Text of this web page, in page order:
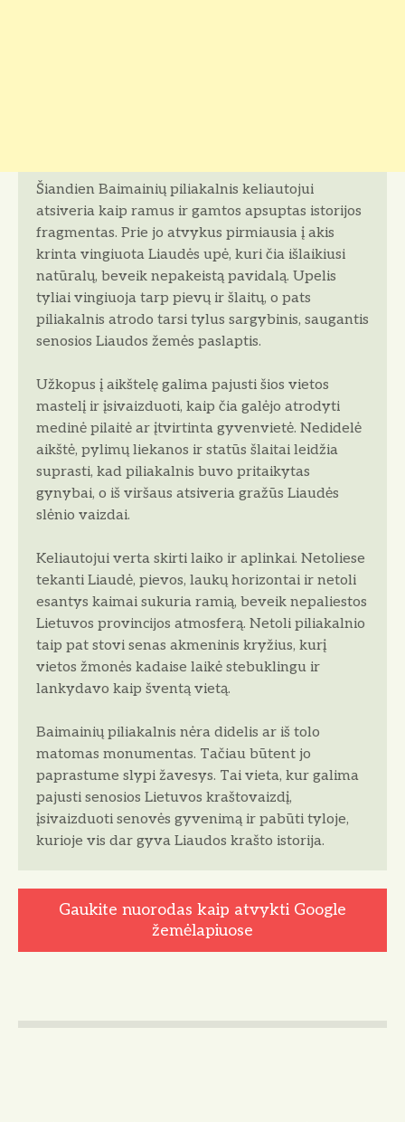
Šiandien Baimainių piliakalnis keliautojui
atsiveria kaip ramus ir gamtos apsuptas istorijos
fragmentas. Prie jo atvykus pirmiausia į akis
krinta vingiuota Liaudės upė, kuri čia išlaikiusi
natūralų, beveik nepakeistą pavidalą. Upelis
tyliai vingiuoja tarp pievų ir šlaitų, o pats
piliakalnis atrodo tarsi tylus sargybinis, saugantis
senosios Liaudos žemės paslaptis.
Užkopus į aikštelę galima pajusti šios vietos
mastelį ir įsivaizduoti, kaip čia galėjo atrodyti
medinė pilaitė ar įtvirtinta gyvenvietė. Nedidelė
aikštė, pylimų liekanos ir statūs šlaitai leidžia
suprasti, kad piliakalnis buvo pritaikytas
gynybai, o iš viršaus atsiveria gražūs Liaudės
slėnio vaizdai.
Keliautojui verta skirti laiko ir aplinkai. Netoliese
tekanti Liaudė, pievos, laukų horizontai ir netoli
esantys kaimai sukuria ramią, beveik nepaliestos
Lietuvos provincijos atmosferą. Netoli piliakalnio
taip pat stovi senas akmeninis kryžius, kurį
vietos žmonės kadaise laikė stebuklingu ir
lankydavo kaip šventą vietą.
Baimainių piliakalnis nėra didelis ar iš tolo
matomas monumentas. Tačiau būtent jo
paprastume slypi žavesys. Tai vieta, kur galima
pajusti senosios Lietuvos kraštovaizdį,
įsivaizduoti senovės gyvenimą ir pabūti tyloje,
kurioje vis dar gyva Liaudos krašto istorija.
Gaukite nuorodas kaip atvykti Google
žemėlapiuose